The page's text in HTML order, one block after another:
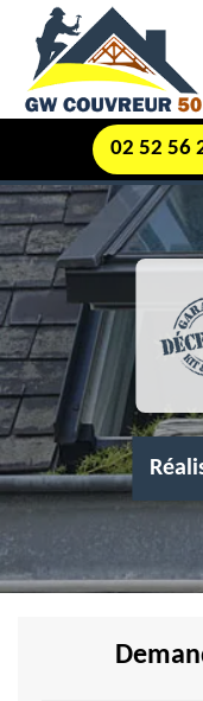
02 52 56